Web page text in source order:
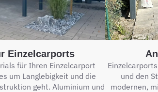
Einzelcarports
für Ihren Einzelcarport
um Langlebigkeit und die
geht. Aluminium und
und den
modernen,